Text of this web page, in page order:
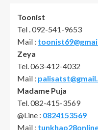
Toonist
Tel . 092-541-9653
Mail :
Zeya
Tel. 063-412-4032
Mail :
Madame Puja
Tel. 082-415-3569
@Line : 0824153569
Mail :